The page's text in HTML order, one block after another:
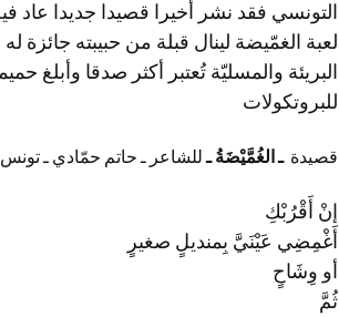
للبروتكولات
قصيدة ـ الغُمَّيْضَةُ ـللشاعر ـ حاتم حمّادي ـ تونس
إنْ أَقْرُبْكِ
أَغْمِضِي عَيْنَيَّ بِمنديلٍ صغيرٍ
أو وِشَاحٍ
ثُمَّ